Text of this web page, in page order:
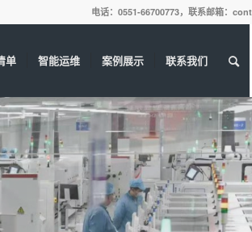
电话：0551-66700773，联系邮箱：
单 智能运维 案例展示 联系我们